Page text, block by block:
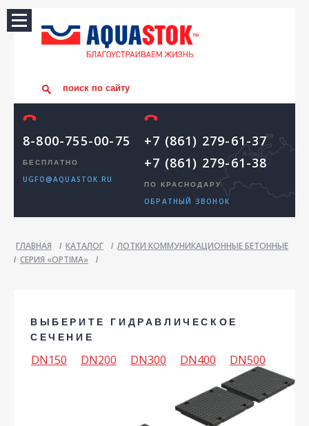
8-800-755-00-75
БЕСПЛАТНО
UGFO@AQUASTOK.RU
+7 (861) 279-61-37
+7 (861) 279-61-38
ПО КРАСНОДАРУ
ОБРАТНЫЙ ЗВОНОК
ГЛАВНАЯ / КАТАЛОГ / ЛОТКИ КОММУНИКАЦИОННЫЕ БЕТОННЫЕ
/ СЕРИЯ «OPTIMA» /
ВЫБЕРИТЕ ГИДРАВЛИЧЕСКОЕ
СЕЧЕНИЕ
DN150 DN200 DN300 DN400 DN500